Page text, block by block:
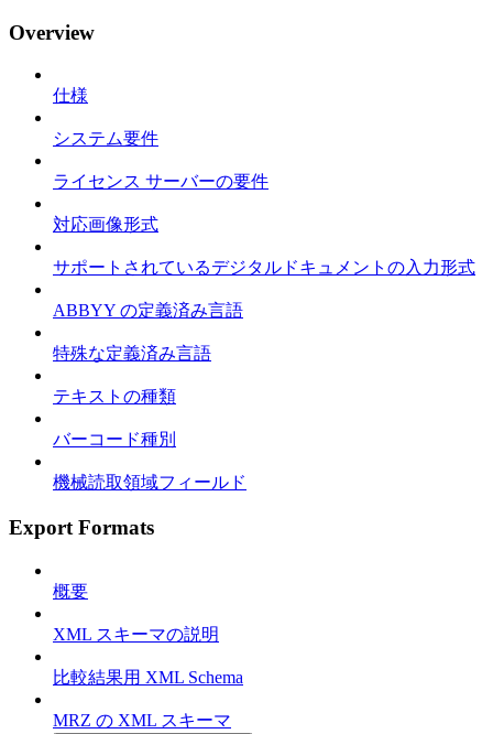
Overview
仕様
システム要件
ライセンス サーバーの要件
対応画像形式
サポートされているデジタルドキュメントの入力形式
ABBYY の定義済み言語
特殊な定義済み言語
テキストの種類
バーコード種別
機械読取領域フィールド
Export Formats
概要
XML スキーマの説明
比較結果用 XML Schema
MRZ の XML スキーマ